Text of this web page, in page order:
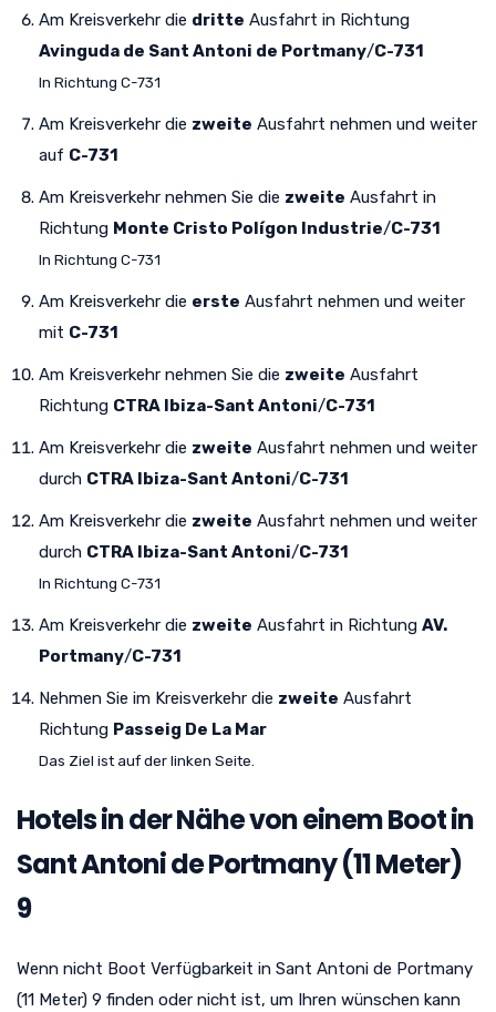
Am Kreisverkehr die dritte Ausfahrt in Richtung
Avinguda de Sant Antoni de Portmany/C-731
In Richtung C-731
Am Kreisverkehr die zweite Ausfahrt nehmen und weiter
auf C-731
Am Kreisverkehr nehmen Sie die zweite Ausfahrt in
Richtung Monte Cristo Polígon Industrie/C-731
In Richtung C-731
Am Kreisverkehr die erste Ausfahrt nehmen und weiter
mit C-731
Am Kreisverkehr nehmen Sie die zweite Ausfahrt
Richtung CTRA Ibiza-Sant Antoni/C-731
Am Kreisverkehr die zweite Ausfahrt nehmen und weiter
durch CTRA Ibiza-Sant Antoni/C-731
Am Kreisverkehr die zweite Ausfahrt nehmen und weiter
durch CTRA Ibiza-Sant Antoni/C-731
In Richtung C-731
Am Kreisverkehr die zweite Ausfahrt in Richtung AV.
Portmany/C-731
Nehmen Sie im Kreisverkehr die zweite Ausfahrt
Richtung Passeig De La Mar
Das Ziel ist auf der linken Seite.
Hotels in der Nähe von einem Boot in
Sant Antoni de Portmany (11 Meter)
9
Wenn nicht Boot Verfügbarkeit in Sant Antoni de Portmany
(11 Meter) 9 finden oder nicht ist, um Ihren wünschen kann